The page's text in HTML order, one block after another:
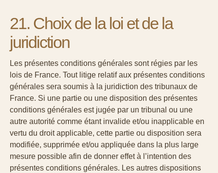
21. Choix de la loi et de la
juridiction
Les présentes conditions générales sont régies par les
lois de France. Tout litige relatif aux présentes conditions
générales sera soumis à la juridiction des tribunaux de
France. Si une partie ou une disposition des présentes
conditions générales est jugée par un tribunal ou une
autre autorité comme étant invalide et/ou inapplicable en
vertu du droit applicable, cette partie ou disposition sera
modifiée, supprimée et/ou appliquée dans la plus large
mesure possible afin de donner effet à l’intention des
présentes conditions générales. Les autres dispositions